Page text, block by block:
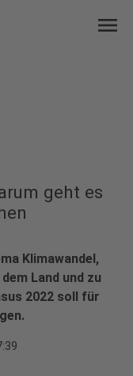
menu
geht es
Klimawandel,
Land und zu
2022 soll für